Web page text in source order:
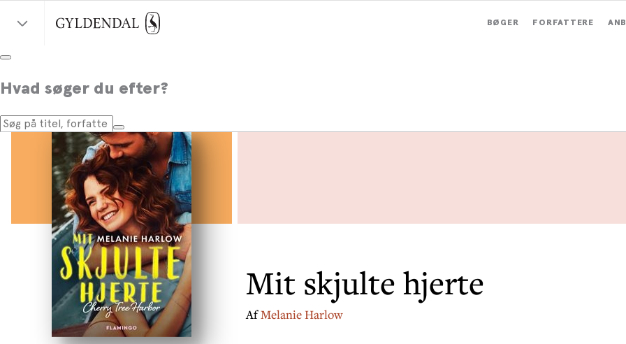
BØGER FORFATTERE
Hvad søger du efter?
Mit skjulte hjerte
AfMelanie Harlow